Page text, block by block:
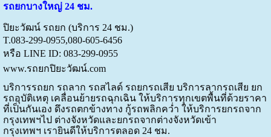
รถยกบางใหญ่24 ชม.
ปิยะวัฒน์ รถยก (บริการ 24 ชม.)
T.083-299-0955,080-605-6456
หรือ LINE ID: 083-299-0955
www.รถยกปิยะวัฒน์.com
บริการรถยก รถลาก รถสไลด์ รถยกรถเสีย บริการลากรถเสีย ยก
รถอุบัติเหตุ เคลื่อนย้ายรถฉุกเฉิน ให้บริการทุกเขตพื้นที่ด้วยราคา
ที่เป็นกันเอง ดึงรถตกข้างทาง กู้รถพลิกคว่ำ ให้บริการยกรถจาก
กรุงเทพฯไป ต่างจังหวัดและยกรถจากต่างจังหวัดเข้า
กรุงเทพฯ เรายินดีให้บริการตลอด24 ชม.